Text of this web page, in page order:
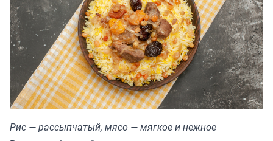
Рис — рассыпчатый, мясо — мягкое и нежное